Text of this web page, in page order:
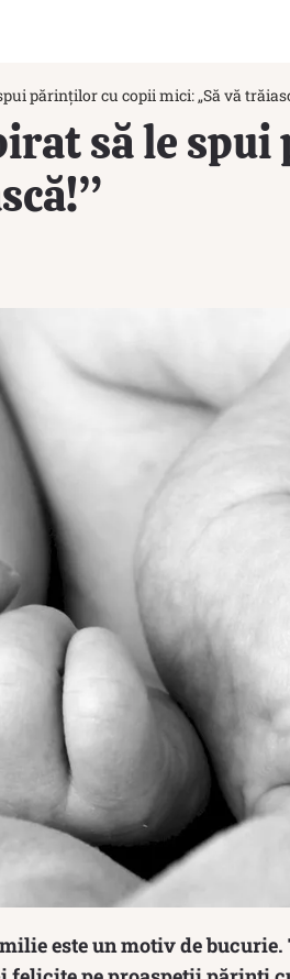
părinților cu copii mici: „Să vă
să le
este un motiv de bucurie.